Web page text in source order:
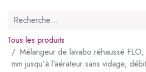
Tous les produits
Mélangeur de lavabo réhaussé
mm jusqu'à l'aérateur sans vidage,